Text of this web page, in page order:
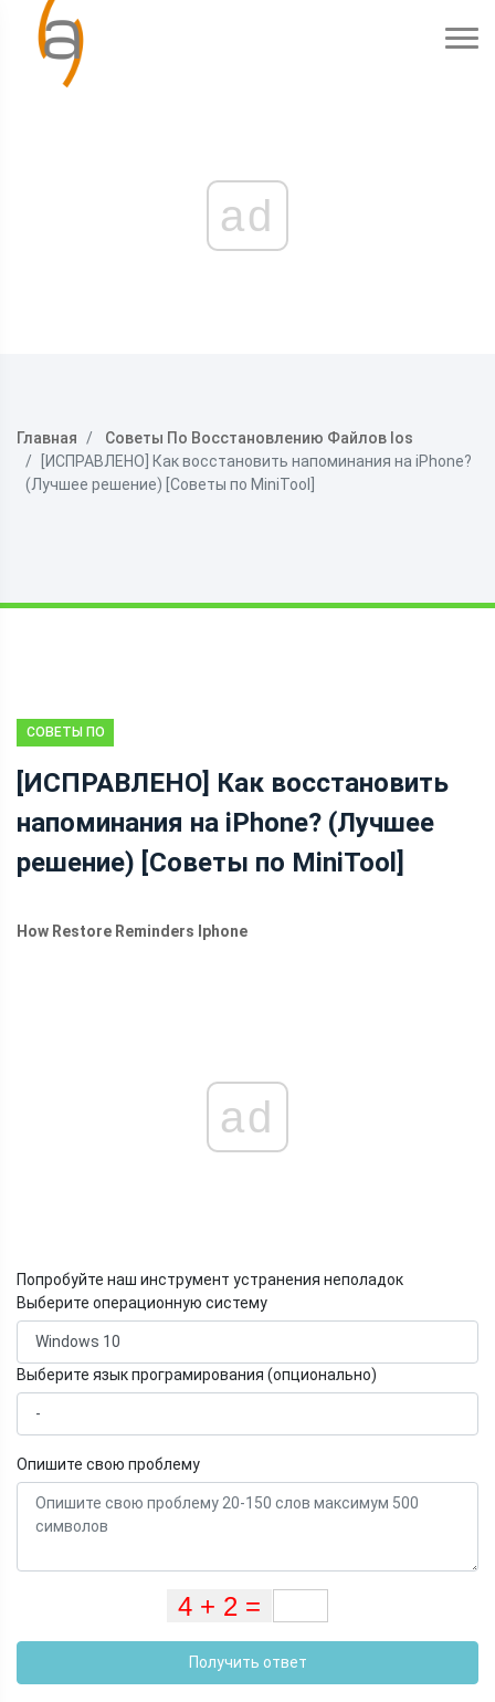
ad
Главная
Советы По Восстановлению Файлов Ios
[ИСПРАВЛЕНО] Как восстановить напоминания на iPhone?
(Лучшее решение) [Советы по MiniTool]
СОВЕТЫ ПО
ФАЙЛОВ IOS
[ИСПРАВЛЕНО] Как восстановить
напоминания на iPhone? (Лучшее
решение) [Советы по MiniTool]
How Restore Reminders Iphone
ad
Попробуйте наш инструмент устранения неполадок
Выберите операционную систему
Выберите язык програмирования (опционально)
Опишите свою проблему
Получить ответ